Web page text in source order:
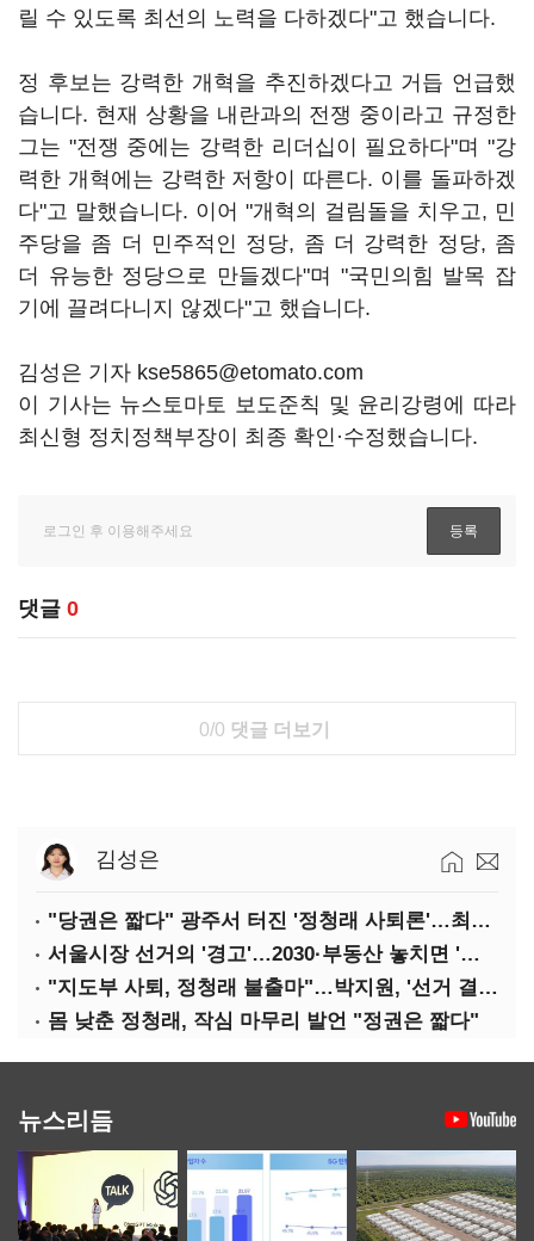
릴 수 있도록 최선의 노력을 다하겠다"고 했습니다.
정 후보는 강력한 개혁을 추진하겠다고 거듭 언급했
습니다. 현재 상황을 내란과의 전쟁 중이라고 규정한
그는 "전쟁 중에는 강력한 리더십이 필요하다"며 "강
력한 개혁에는 강력한 저항이 따른다. 이를 돌파하겠
다"고 말했습니다. 이어 "개혁의 걸림돌을 치우고, 민
주당을 좀 더 민주적인 정당, 좀 더 강력한 정당, 좀
더 유능한 정당으로 만들겠다"며 "국민의힘 발목 잡
기에 끌려다니지 않겠다"고 했습니다.
김성은 기자 kse5865@etomato.com
이 기사는 뉴스토마토 보도준칙 및 윤리강령에 따라
최신형 정치정책부장이 최종 확인·수정했습니다.
댓글 0
0/0 댓글 더보기
김성은
"당권은 짧다" 광주서 터진 '정청래 사퇴론'…최고위 '아수라장'
서울시장 선거의 '경고'…2030·부동산 놓치면 '총선도 대선도' 패배
"지도부 사퇴, 정청래 불출마"…박지원, '선거 결과 책임' 강조
몸 낮춘 정청래, 작심 마무리 발언 "정권은 짧다"
뉴스리듬